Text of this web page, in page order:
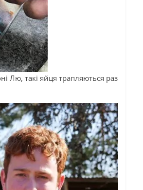
Лю, такі яйця трапляються раз